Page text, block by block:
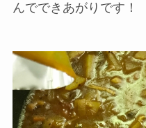
んでできあがりです！